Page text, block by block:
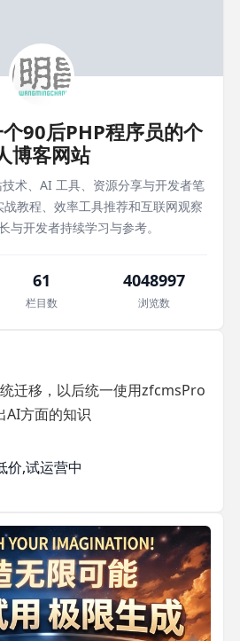
90后PHP程序员的个
博客网站
术、AI 工具、资源分享与开发者笔
教程、效率工具推荐和互联网观察
与开发者持续学习与参考。
61
栏目数
4048997
浏览数
迁移，以后统一使用zfcmsPro
AI方面的知识
价,试运营中